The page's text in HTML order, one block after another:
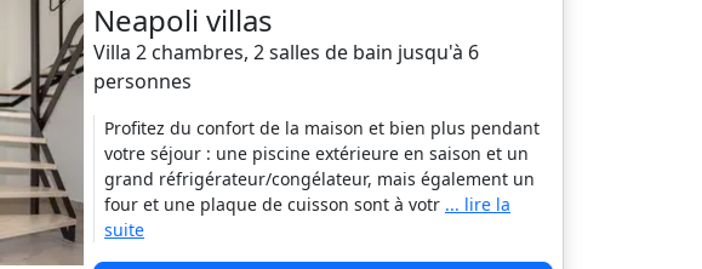
Neapoli villas
Villa 2 chambres, 2 salles de bain jusqu'à 6
personnes
Profitez du confort de la maison et bien plus pendant
votre séjour : une piscine extérieure en saison et un
grand réfrigérateur/congélateur, mais également un
four et une plaque de cuisson sont à votr ... lire la
suite